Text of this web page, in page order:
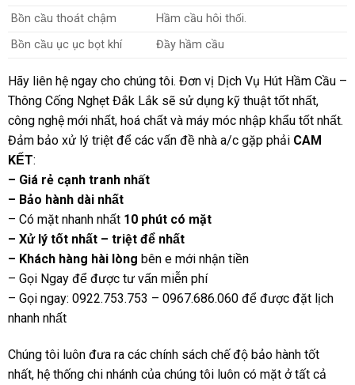
Bồn cầu thoát chậm
Hầm cầu hôi thối.
Bồn cầu ục ục bọt khí
Đầy hầm cầu
Hãy liên hệ ngay cho chúng tôi. Đơn vị Dịch Vụ Hút Hầm Cầu –
Thông Cống Nghẹt Đắk Lắk sẽ sử dụng kỹ thuật tốt nhất,
công nghệ mới nhất, hoá chất và máy móc nhập khẩu tốt nhất.
Đảm bảo xử lý triệt để các vấn đề nhà a/c gặp phải CAM
KẾT:
– Giá rẻ cạnh tranh nhất
– Bảo hành dài nhất
– Có mặt nhanh nhất 10 phút có mặt
– Xử lý tốt nhất – triệt để nhất
– Khách hàng hài lòng bên e mới nhận tiền
– Gọi Ngay để được tư vấn miễn phí
– Gọi ngay: 0922.753.753 – 0967.686.060để được đặt lịch
nhanh nhất
Chúng tôi luôn đưa ra các chính sách chế độ bảo hành tốt
nhất, hệ thống chi nhánh của chúng tôi luôn có mặt ở tất cả